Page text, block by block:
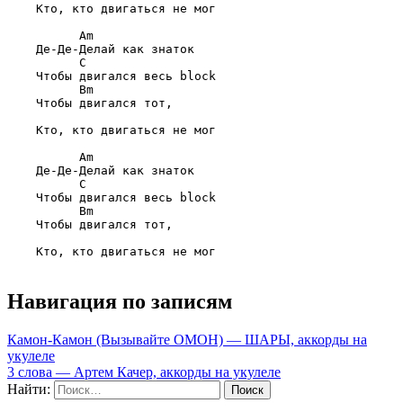
    Кто, кто двигаться не мог
      Am
    Де-Де-Делай как знаток
      C
    Чтобы двигался весь block
      Bm
    Чтобы двигался тот,
    Кто, кто двигаться не мог
      Am
    Де-Де-Делай как знаток
      C
    Чтобы двигался весь block
      Bm
    Чтобы двигался тот,
    Кто, кто двигаться не мог
Навигация по записям
Камон-Камон (Вызывайте ОМОН) — ШАРЫ, аккорды на
укулеле
3 слова — Артем Качер, аккорды на укулеле
Найти: